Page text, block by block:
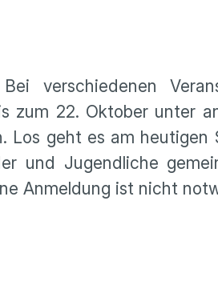
verschiedenen
zum 22. Oktober unter
Los geht es am heutigen
und Jugendliche
Anmeldung ist nicht